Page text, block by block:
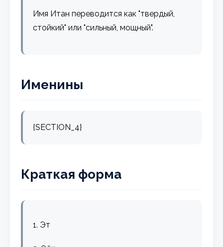
Имя Итан переводится как "твердый,
стойкий" или "сильный, мощный".
Именины
{SECTION_4}
Краткая форма
1. Эт